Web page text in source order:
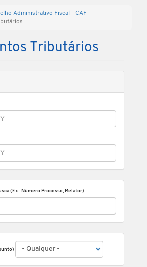
Administrativo Fiscal - CAF
Tributários
(Ex.: Número Processo, Relator)